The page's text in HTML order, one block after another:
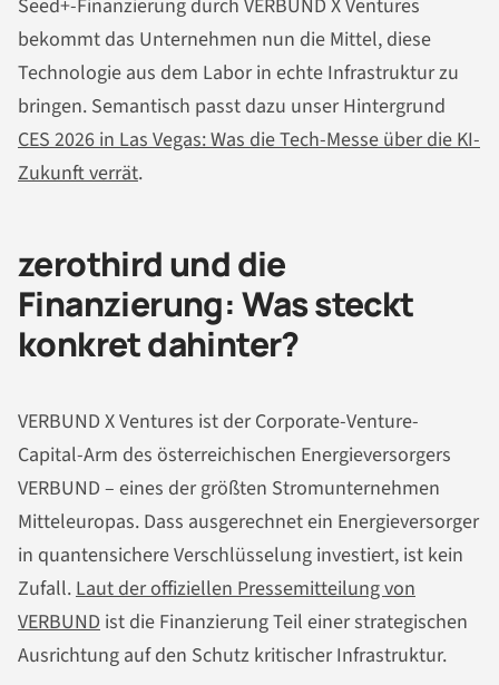
Seed+-Finanzierung durch VERBUND X Ventures
bekommt das Unternehmen nun die Mittel, diese
Technologie aus dem Labor in echte Infrastruktur zu
bringen. Semantisch passt dazu unser Hintergrund
CES 2026 in Las Vegas: Was die Tech-Messe über die KI-
Zukunft verrät.
zerothird und die
Finanzierung: Was steckt
konkret dahinter?
VERBUND X Ventures ist der Corporate-Venture-
Capital-Arm des österreichischen Energieversorgers
VERBUND – eines der größten Stromunternehmen
Mitteleuropas. Dass ausgerechnet ein Energieversorger
in quantensichere Verschlüsselung investiert, ist kein
Zufall.Laut der offiziellen Pressemitteilung von
VERBUND ist die Finanzierung Teil einer strategischen
Ausrichtung auf den Schutz kritischer Infrastruktur.